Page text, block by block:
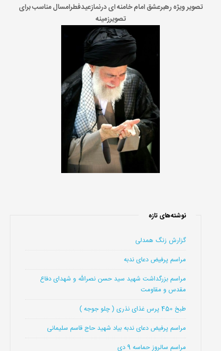
تصویر ویژه رهبرعشق امام خامنه ای درنمازعیدفطرامسال مناسب برای
تصویرزمینه
نوشته‌های تازه
گزارش زنگ همدلی
مراسم پرفیض دعای ندبه
مراسم بزرگداشت شهید سید حسن نصرالله و شهدای دفاع
مقدس و مقاومت
طبخ 450 پرس غذای نذری ( چلو جوجه )
مراسم پرفیض دعای ندبه بیاد شهید حاج قاسم سلیمانی
مراسم سالروز حماسه 9 دی